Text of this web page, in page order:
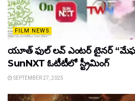
FILM NEWS
యూత్ ఫుల్ లవ్ ఎంటర్ టైనర్
SunNXT ఓటీటీలో స్ట్రీమింగ్
SEPTEMBER 27, 2025